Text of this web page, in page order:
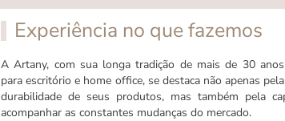
Experiência no que fazemos
A Artany, com sua longa tradição de mais de 30
para escritório e home office, se destaca não apenas
durabilidade de seus produtos, mas também pela
acompanhar as constantes mudanças do mercado.